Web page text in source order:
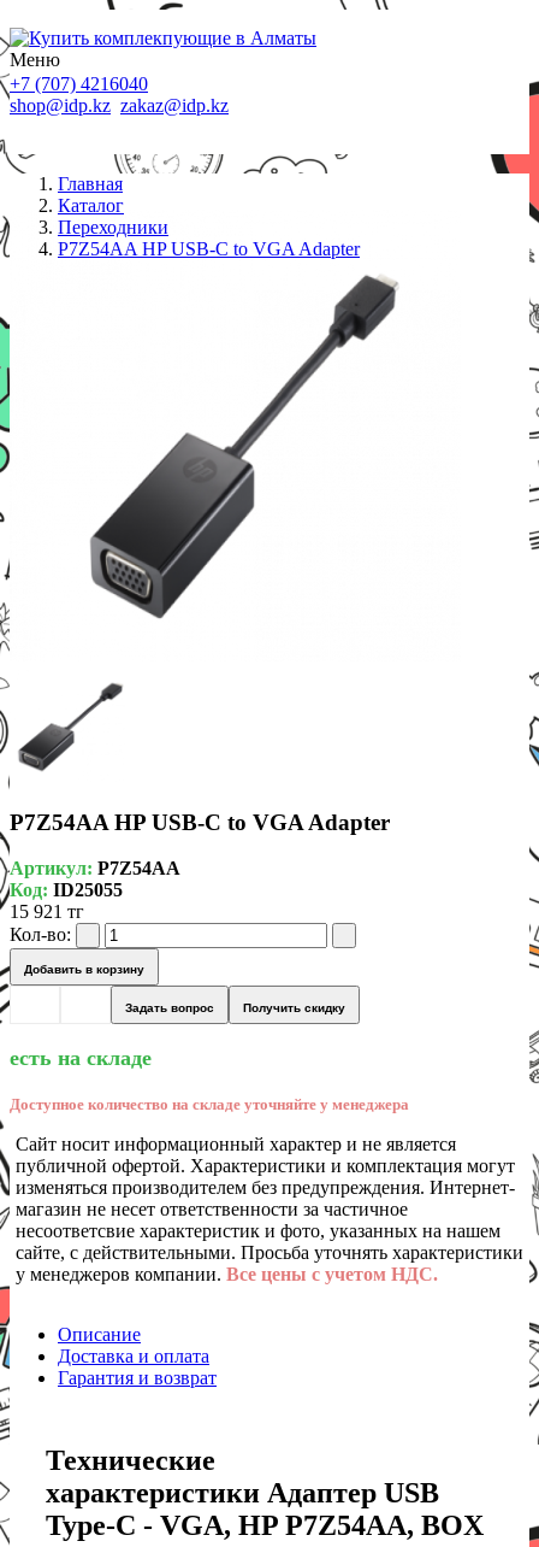
Меню
+7 (707) 4216040
shop@idp.kz zakaz@idp.kz
Главная
Каталог
Переходники
P7Z54AA HP USB-C to VGA Adapter
P7Z54AA HP USB-C to VGA Adapter
Артикул: P7Z54AA
Код: ID25055
15 921 тг
Кол-во:
Добавить в корзину
Задать вопрос Получить скидку
есть на складе
Доступное количество на складе уточняйте у менеджера
Сайт носит информационный характер и не является
публичной офертой. Характеристики и комплектация могут
изменяться производителем без предупреждения. Интернет-
магазин не несет ответственности за частичное
несоответсвие характеристик и фото, указанных на нашем
сайте, с действительными. Просьба уточнять характеристики
у менеджеров компании. Все цены с учетом НДС.
Описание
Доставка и оплата
Гарантия и возврат
Технические
характеристики Адаптер USB
Type-C - VGA, HP P7Z54AA, BOX